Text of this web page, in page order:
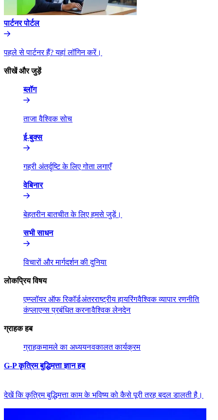
पार्टनर पोर्टल​​
पहले से पार्टनर हैं? यहां लॉगिन करें।​​
सीखें और जुड़ें​​
ब्लॉग​​
ताजा वैश्विक सोच​​
ई-बुक्स​​
गहरी अंतर्दृष्टि के लिए गोता लगाएँ​​
वेबिनार​​
बेहतरीन बातचीत के लिए हमसे जुड़ें।​​
सभी साधन​​
विचारों और मार्गदर्शन की दुनिया​​
लोकप्रिय विषय​​
एम्प्लॉयर ऑफ रिकॉर्ड​​अंतरराष्ट्रीय हायरिंग​​वैश्विक व्यापार रणनीति​​
कंप्लाएन्स प्रबंधित करना​​वैश्विक लेनदेन​​
ग्राहक हब​​
ग्राहक​​मामले का अध्ययन​​वकालत कार्यक्रम​​
G-P कृत्रिम बुद्धिमत्ता ज्ञान हब​​
देखें कि कृत्रिम बुद्धिमत्ता काम के भविष्य को कैसे पूरी तरह बदल डालती है।​​